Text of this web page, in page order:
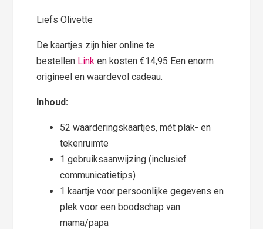
Liefs Olivette
De kaartjes zijn hier online te
bestellen Link en kosten €14,95 Een enorm
origineel en waardevol cadeau.
Inhoud:
52 waarderingskaartjes, mét plak- en
tekenruimte
1 gebruiksaanwijzing (inclusief
communicatietips)
1 kaartje voor persoonlijke gegevens en
plek voor een boodschap van
mama/papa